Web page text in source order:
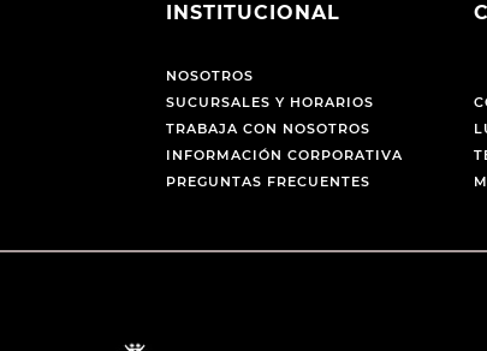
INSTITUCIONAL
NOSOTROS
SUCURSALES Y HORARIOS
TRABAJA CON NOSOTROS
INFORMACIÓN CORPORATIVA
PREGUNTAS FRECUENTES